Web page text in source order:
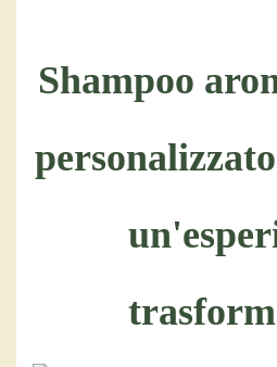
Shampoo